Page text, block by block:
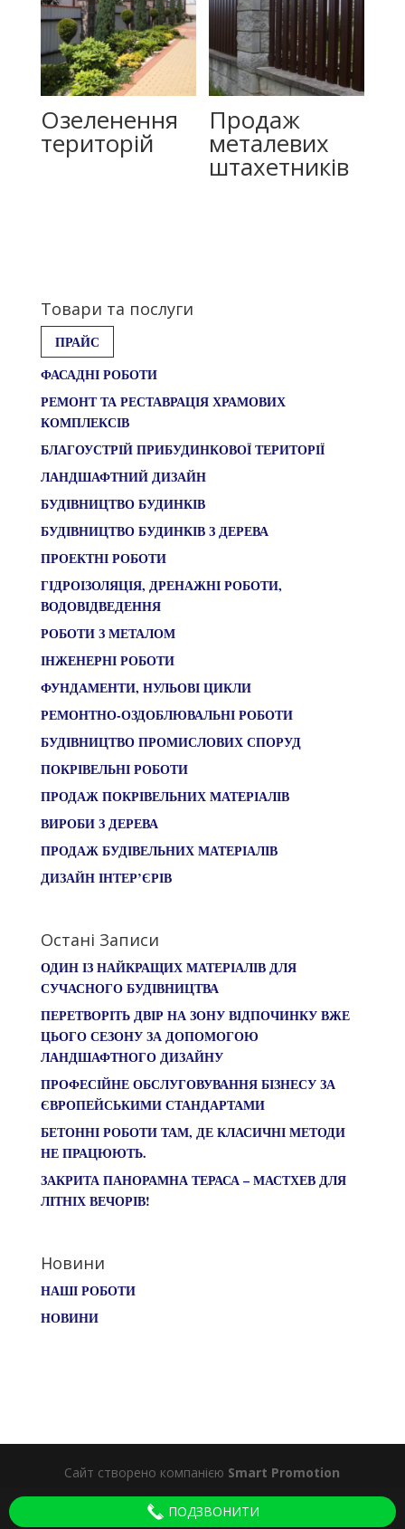
Озеленення
територій
Продаж
металевих
штахетників
Товари та послуги
ПРАЙС
ФАСАДНІ РОБОТИ
РЕМОНТ ТА РЕСТАВРАЦІЯ ХРАМОВИХ
КОМПЛЕКСІВ
БЛАГОУСТРІЙ ПРИБУДИНКОВОЇ ТЕРИТОРІЇ
ЛАНДШАФТНИЙ ДИЗАЙН
БУДІВНИЦТВО БУДИНКІВ
БУДІВНИЦТВО БУДИНКІВ З ДЕРЕВА
ПРОЕКТНІ РОБОТИ
ГІДРОІЗОЛЯЦІЯ, ДРЕНАЖНІ РОБОТИ,
ВОДОВІДВЕДЕННЯ
РОБОТИ З МЕТАЛОМ
ІНЖЕНЕРНІ РОБОТИ
ФУНДАМЕНТИ, НУЛЬОВІ ЦИКЛИ
РЕМОНТНО-ОЗДОБЛЮВАЛЬНІ РОБОТИ
БУДІВНИЦТВО ПРОМИСЛОВИХ СПОРУД
ПОКРІВЕЛЬНІ РОБОТИ
ПРОДАЖ ПОКРІВЕЛЬНИХ МАТЕРІАЛІВ
ВИРОБИ З ДЕРЕВА
ПРОДАЖ БУДІВЕЛЬНИХ МАТЕРІАЛІВ
ДИЗАЙН ІНТЕР’ЄРІВ
Остані Записи
ОДИН ІЗ НАЙКРАЩИХ МАТЕРІАЛІВ ДЛЯ
СУЧАСНОГО БУДІВНИЦТВА
ПЕРЕТВОРІТЬ ДВІР НА ЗОНУ ВІДПОЧИНКУ ВЖЕ
ЦЬОГО СЕЗОНУ ЗА ДОПОМОГОЮ
ЛАНДШАФТНОГО ДИЗАЙНУ
ПРОФЕСІЙНЕ ОБСЛУГОВУВАННЯ БІЗНЕСУ ЗА
ЄВРОПЕЙСЬКИМИ СТАНДАРТАМИ
БЕТОННІ РОБОТИ ТАМ, ДЕ КЛАСИЧНІ МЕТОДИ
НЕ ПРАЦЮЮТЬ.
ЗАКРИТА ПАНОРАМНА ТЕРАСА – МАСТХЕВ ДЛЯ
ЛІТНІХ ВЕЧОРІВ!
Новини
НАШІ РОБОТИ
НОВИНИ
Сайт створено компанією Smart Promotion
ПОДЗВОНИТИ